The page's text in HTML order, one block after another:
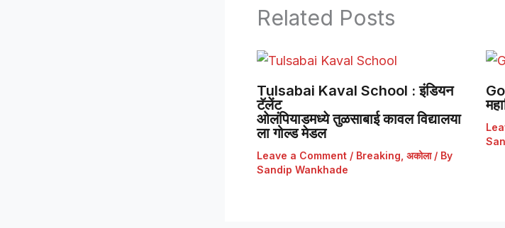
Related Posts
Tulsabai Kaval School : इंडियन
टॅलेंट
ओलंपियाडमध्ये तुळसाबाई कावल विद्यालया
ला गोल्ड मेडल
Leave a Comment / Breaking अकोला/ By
Sandip Wankhade